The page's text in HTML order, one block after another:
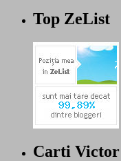
Top ZeList
Carti Victor